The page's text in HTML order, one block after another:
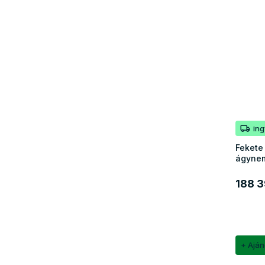
188
+